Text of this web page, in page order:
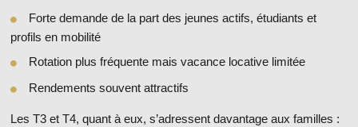
Forte demande de la part des jeunes actifs, étudiants et
profils en mobilité
Rotation plus fréquente mais vacance locative limitée
Rendements souvent attractifs
Les T3 et T4, quant à eux, s’adressent davantage aux familles :